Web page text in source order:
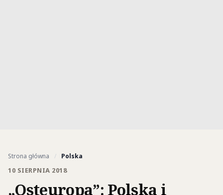
Strona główna / Polska
10 SIERPNIA 2018
„Osteuropa”: Polska i